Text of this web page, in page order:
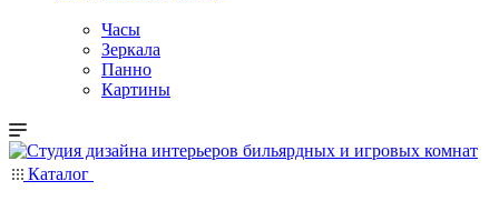
Часы
Зеркала
Панно
Картины
Каталог